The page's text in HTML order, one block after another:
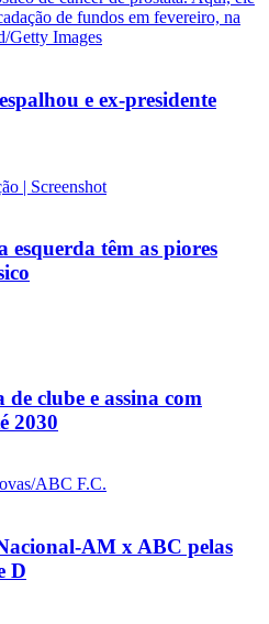
e ex-presidente
esquerda têm as piores
clube e assina com
2030
AM x ABC pelas
D